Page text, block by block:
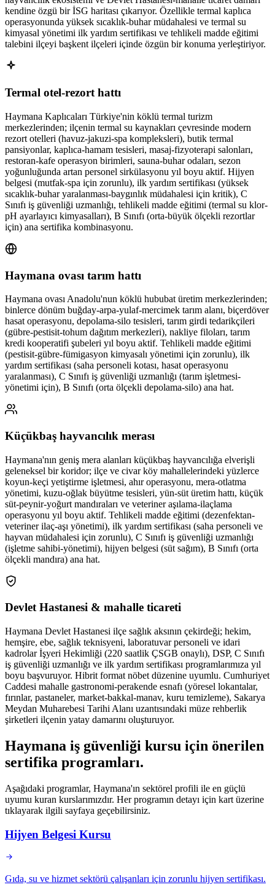
kendine özgü bir İSG haritası çıkarıyor. Özellikle termal kaplıca
operasyonunda yüksek sıcaklık-buhar müdahalesi ve termal su
kimyasal yönetimi ilk yardım sertifikası ve tehlikeli madde eğitimi
talebini ilçeyi başkent ilçeleri içinde özgün bir konuma yerleştiriyor.
Termal otel-rezort hattı
Haymana Kaplıcaları Türkiye'nin köklü termal turizm
merkezlerinden; ilçenin termal su kaynakları çevresinde modern
rezort otelleri (havuz-jakuzi-spa kompleksleri), butik termal
pansiyonlar, kaplıca-hamam tesisleri, masaj-fizyoterapi salonları,
restoran-kafe operasyon birimleri, sauna-buhar odaları, sezon
yoğunluğunda artan personel sirkülasyonu yıl boyu aktif. Hijyen
belgesi (mutfak-spa için zorunlu), ilk yardım sertifikası (yüksek
sıcaklık-buhar yaralanması-baygınlık müdahalesi için kritik), C
Sınıfı iş güvenliği uzmanlığı, tehlikeli madde eğitimi (termal su klor-
pH ayarlayıcı kimyasalları), B Sınıfı (orta-büyük ölçekli rezortlar
için) ana sertifika kombinasyonu.
Haymana ovası tarım hattı
Haymana ovası Anadolu'nun köklü hububat üretim merkezlerinden;
binlerce dönüm buğday-arpa-yulaf-mercimek tarım alanı, biçerdöver
hasat operasyonu, depolama-silo tesisleri, tarım girdi tedarikçileri
(gübre-pestisit-tohum dağıtım merkezleri), nakliye filoları, tarım
kredi kooperatifi şubeleri yıl boyu aktif. Tehlikeli madde eğitimi
(pestisit-gübre-fümigasyon kimyasalı yönetimi için zorunlu), ilk
yardım sertifikası (saha personeli kotası, hasat operasyonu
yaralanması), C Sınıfı iş güvenliği uzmanlığı (tarım işletmesi-
yönetimi için), B Sınıfı (orta ölçekli depolama-silo) ana hat.
Küçükbaş hayvancılık merası
Haymana'nın geniş mera alanları küçükbaş hayvancılığa elverişli
geleneksel bir koridor; ilçe ve civar köy mahallelerindeki yüzlerce
koyun-keçi yetiştirme işletmesi, ahır operasyonu, mera-otlatma
yönetimi, kuzu-oğlak büyütme tesisleri, yün-süt üretim hattı, küçük
süt-peynir-yoğurt mandıraları ve veteriner aşılama-ilaçlama
operasyonu yıl boyu aktif. Tehlikeli madde eğitimi (dezenfektan-
veteriner ilaç-aşı yönetimi), ilk yardım sertifikası (saha personeli ve
hayvan müdahalesi için zorunlu), C Sınıfı iş güvenliği uzmanlığı
(işletme sahibi-yönetimi), hijyen belgesi (süt sağım), B Sınıfı (orta
ölçekli mandıra) ana hat.
Devlet Hastanesi & mahalle ticareti
Haymana Devlet Hastanesi ilçe sağlık aksının çekirdeği; hekim,
hemşire, ebe, sağlık teknisyeni, laboratuvar personeli ve idari
kadrolar İşyeri Hekimliği (220 saatlik ÇSGB onaylı), DSP, C Sınıfı
iş güvenliği uzmanlığı ve ilk yardım sertifikası programlarımıza yıl
boyu başvuruyor. Hibrit format nöbet düzenine uyumlu. Cumhuriyet
Caddesi mahalle gastronomi-perakende esnafı (yöresel lokantalar,
fırınlar, pastaneler, market-bakkal-manav, kuru temizleme), Sakarya
Meydan Muharebesi Tarihi Alanı uzantısındaki müze rehberlik
şirketleri ilçenin yatay damarını oluşturuyor.
Haymana iş güvenliği kursu için önerilen
sertifika programları.
Aşağıdaki programlar, Haymana'ın sektörel profili ile en güçlü
uyumu kuran kurslarımızdır. Her programın detayı için kart üzerine
tıklayarak ilgili sayfaya geçebilirsiniz.
Hijyen Belgesi Kursu
Gıda, su ve hizmet sektörü çalışanları için zorunlu hijyen sertifikası.